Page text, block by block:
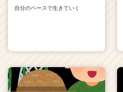
自分のペースで生きていく